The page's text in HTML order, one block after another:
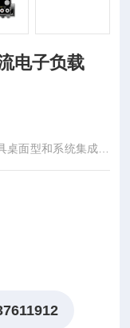
直流电子负载
面型和系统集成双
、功率电子器件及快
CV+CC/CR-L
待测物，在限制电